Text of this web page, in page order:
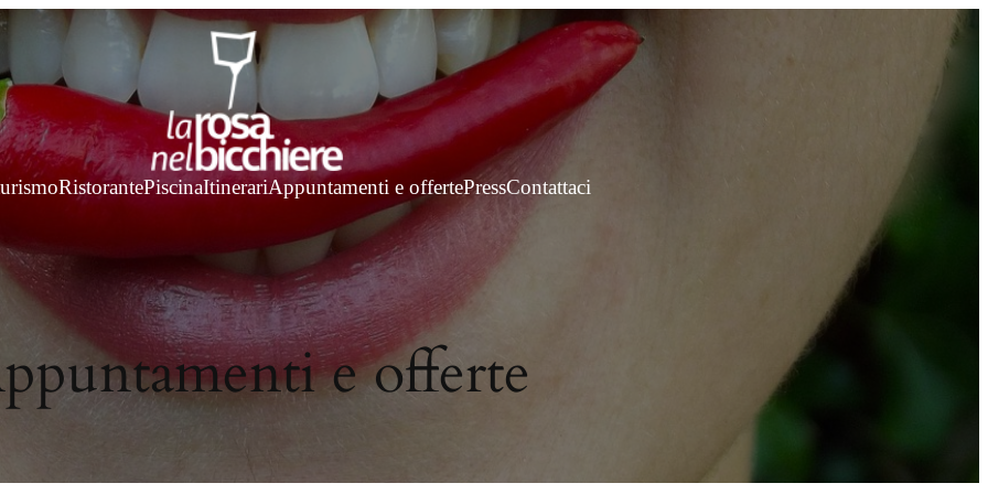
RistorantePiscinaItinerariAppuntamenti e offertePressContattaci
e offerte